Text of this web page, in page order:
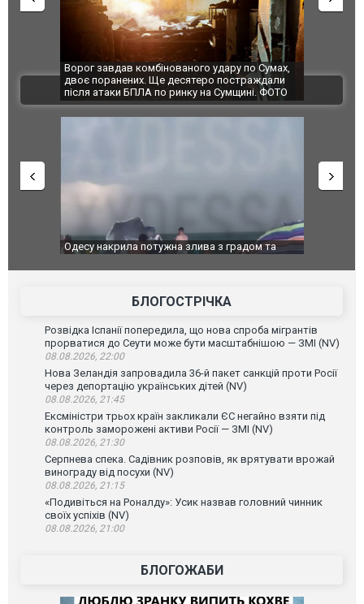
За 2000 кілометрів від кордону з Україною: в
Єкатеринбурзі після атаки дронів загорівся
склад Wildberries. ФОТО. ВІДЕО
"Мої
ВІДЕО
Вже вивели на тести: Ferrari готує оновлення
Вийшов
фільму
БЛОГОСТРІЧКА
Розвідка Іспанії попередила, що нова спроба мігрантів
прорватися до Сеути може бути масштабнішою — ЗМІ (NV)
08.08.2026, 22:00
Нова Зеландія запровадила 36-й пакет санкцій проти Росії
через депортацію українських дітей (NV)
08.08.2026, 21:45
Ексміністри трьох країн закликали ЄС негайно взяти під
контроль заморожені активи Росії — ЗМІ (NV)
08.08.2026, 21:30
Серпнева спека. Садівник розповів, як врятувати врожай
винограду від посухи (NV)
08.08.2026, 21:15
«Подивіться на Роналду»: Усик назвав головний чинник
своїх успіхів (NV)
08.08.2026, 21:00
БЛОГОЖАБИ